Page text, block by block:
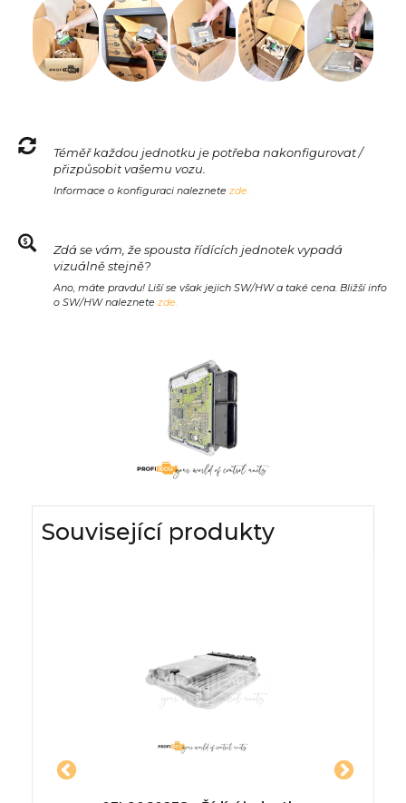
Téměř každou jednotku je potřeba nakonfigurovat /
přizpůsobit vašemu vozu.
Informace o konfiguraci naleznete zde.
Zdá se vám, že spousta řídících jednotek vypadá
vizuálně stejně?
Ano, máte pravdu! Liší se však jejich SW/HW a také cena. Bližší info
o SW/HW naleznete zde.
Související produkty